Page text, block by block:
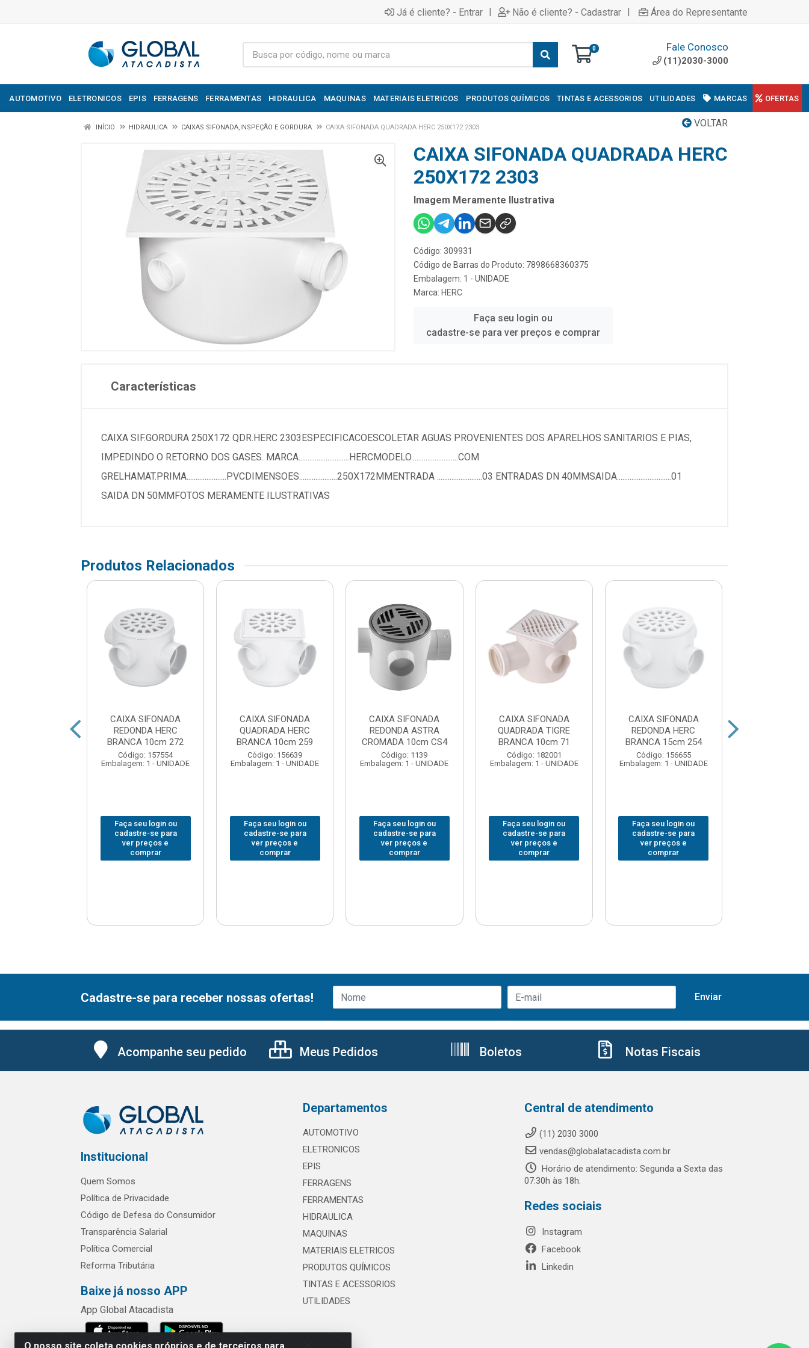
Já é cliente? - Entrar | Não é cliente? - Cadastrar | Área do Representante
0 Fale Conosco
(11)2030-3000
AUTOMOTIVO ELETRONICOS EPIS FERRAGENS FERRAMENTAS HIDRAULICA MAQUINAS MATERIAIS ELETRICOS PRODUTOS QUÍMICOS TINTAS E ACESSORIOS UTILIDADES MARCAS OFERTAS
VOLTAR
INÍCIO HIDRAULICA CAIXAS SIFONADA,INSPEÇÃO E GORDURA CAIXA SIFONADA QUADRADA HERC 250X172 2303
CAIXA SIFONADA QUADRADA HERC
250X172 2303
Imagem Meramente Ilustrativa
Código: 309931
Código de Barras do Produto: 7898668360375
Embalagem: 1 - UNIDADE
Marca: HERC
Faça seu login ou
cadastre-se para ver preços e comprar
Características
CAIXA SIF.GORDURA 250X172 QDR.HERC 2303ESPECIFICACOESCOLETAR AGUAS PROVENIENTES DOS APARELHOS SANITARIOS E PIAS,
IMPEDINDO O RETORNO DOS GASES. MARCA............................HERCMODELO..........................COM
GRELHAMAT.PRIMA......................PVCDIMENSOES.....................250X172MMENTRADA .........................03 ENTRADAS DN 40MMSAIDA..............................01
SAIDA DN 50MMFOTOS MERAMENTE ILUSTRATIVAS
Produtos Relacionados
CAIXA SIFONADA
REDONDA HERC
BRANCA 10cm 272
Código: 157554
Embalagem: 1 - UNIDADE
Faça seu login ou
cadastre-se para
ver preços e
comprar
CAIXA SIFONADA
QUADRADA HERC
BRANCA 10cm 259
Código: 156639
Embalagem: 1 - UNIDADE
Faça seu login ou
cadastre-se para
ver preços e
comprar
CAIXA SIFONADA
REDONDA ASTRA
CROMADA 10cm CS4
Código: 1139
Embalagem: 1 - UNIDADE
Faça seu login ou
cadastre-se para
ver preços e
comprar
CAIXA SIFONADA
QUADRADA TIGRE
BRANCA 10cm 71
Código: 182001
Embalagem: 1 - UNIDADE
Faça seu login ou
cadastre-se para
ver preços e
comprar
CAIXA SIFONADA
REDONDA HERC
BRANCA 15cm 254
Código: 156655
Embalagem: 1 - UNIDADE
Faça seu login ou
cadastre-se para
ver preços e
comprar
Cadastre-se para receber nossas ofertas!
Acompanhe seu pedido Meus Pedidos Boletos Notas Fiscais
Institucional
Quem Somos
Política de Privacidade
Código de Defesa do Consumidor
Transparência Salarial
Política Comercial
Reforma Tributária
Baixe já nosso APP
App Global Atacadista
Departamentos
AUTOMOTIVO
ELETRONICOS
EPIS
FERRAGENS
FERRAMENTAS
HIDRAULICA
MAQUINAS
MATERIAIS ELETRICOS
PRODUTOS QUÍMICOS
TINTAS E ACESSORIOS
UTILIDADES
Central de atendimento
(11) 2030 3000
vendas@globalatacadista.com.br
Horário de atendimento: Segunda a Sexta das
07:30h às 18h.
Redes sociais
Instagram
Facebook
Linkedin